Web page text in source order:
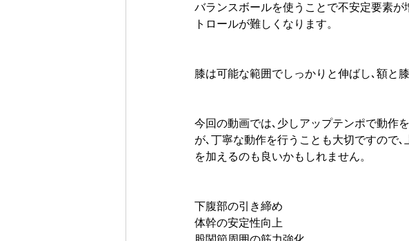
バランスボールを使うことで不安定要素
トロールが難しくなります。
膝は可能な範囲でしっかりと伸ばし､額と
今回の動画では､少しアップテンポで動作
が､丁寧な動作を行うことも大切ですので
を加えるのも良いかもしれません。
下腹部の引き締め
体幹の安定性向上